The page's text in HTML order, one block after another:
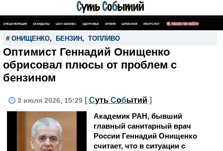
СПЕЦОПЕРАЦИЯ СКАНДАЛЫ ШОУ-БИЗНЕС ЗДОРОВЬЕ АРМИЯ ШПИОНАЖ НЕКРОЛОГ ПОИСК ПО САЙТУ
# ОНИЩЕНКО, БЕНЗИН , ТОПЛИВО
Оптимист Геннадий Онищенко
обрисовал плюсы от проблем с
бензином
3 июля 2026, 15:29 [ Суть Событий ]
Академик РАН, бывший
главный санитарный врач
России Геннадий Онищенко
считает, что в ситуации с